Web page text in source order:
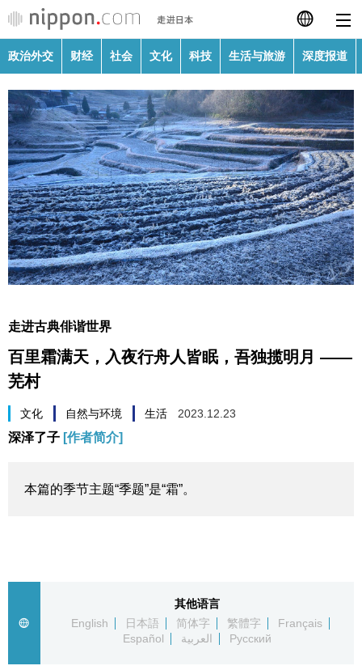
日本語
English
繁體字
Français
Español
العربية
政治外交
财经
社会
生活与旅游
深度报道
日本信息库
日本一瞥
政治外交 财经 社会 文化 科技 生活与旅游 深度报道
走进古典俳谐世界
百里霜满天，入夜行舟人皆眠，吾独揽明月 ——
芜村
文化 自然与环境 生活 2023.12.23
深泽了子 [作者简介]
本篇的季节主题“季题”是“霜”。
其他语言
English
日本語 简体字 繁體字
Français
Español
العربية Русский